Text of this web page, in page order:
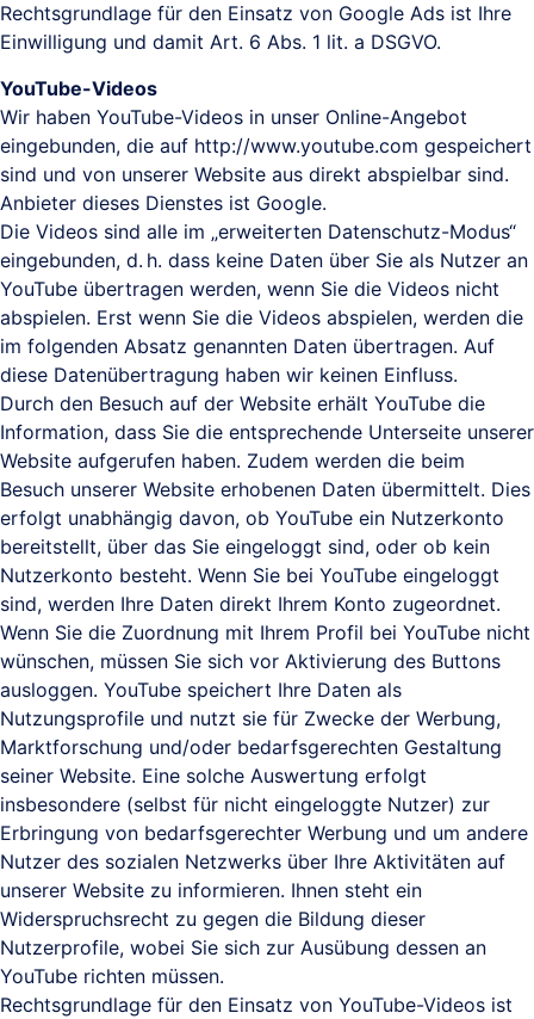
Rechtsgrundlage für den Einsatz von Google Ads ist Ihre
Einwilligung und damit Art. 6 Abs. 1 lit. a DSGVO.
YouTube-Videos
Wir haben YouTube-Videos in unser Online-Angebot
eingebunden, die auf http://www.youtube.com gespeichert
sind und von unserer Website aus direkt abspielbar sind.
Anbieter dieses Dienstes ist Google.
Die Videos sind alle im „erweiterten Datenschutz-Modus“
eingebunden, d. h. dass keine Daten über Sie als Nutzer an
YouTube übertragen werden, wenn Sie die Videos nicht
abspielen. Erst wenn Sie die Videos abspielen, werden die
im folgenden Absatz genannten Daten übertragen. Auf
diese Datenübertragung haben wir keinen Einfluss.
Durch den Besuch auf der Website erhält YouTube die
Information, dass Sie die entsprechende Unterseite unserer
Website aufgerufen haben. Zudem werden die beim
Besuch unserer Website erhobenen Daten übermittelt. Dies
erfolgt unabhängig davon, ob YouTube ein Nutzerkonto
bereitstellt, über das Sie eingeloggt sind, oder ob kein
Nutzerkonto besteht. Wenn Sie bei YouTube eingeloggt
sind, werden Ihre Daten direkt Ihrem Konto zugeordnet.
Wenn Sie die Zuordnung mit Ihrem Profil bei YouTube nicht
wünschen, müssen Sie sich vor Aktivierung des Buttons
ausloggen. YouTube speichert Ihre Daten als
Nutzungsprofile und nutzt sie für Zwecke der Werbung,
Marktforschung und/oder bedarfsgerechten Gestaltung
seiner Website. Eine solche Auswertung erfolgt
insbesondere (selbst für nicht eingeloggte Nutzer) zur
Erbringung von bedarfsgerechter Werbung und um andere
Nutzer des sozialen Netzwerks über Ihre Aktivitäten auf
unserer Website zu informieren. Ihnen steht ein
Widerspruchsrecht zu gegen die Bildung dieser
Nutzerprofile, wobei Sie sich zur Ausübung dessen an
YouTube richten müssen.
Rechtsgrundlage für den Einsatz von YouTube-Videos ist